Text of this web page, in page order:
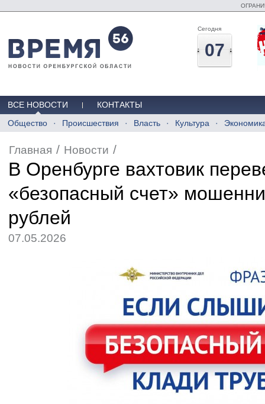
Сегодня
07
ВСЕ НОВОСТИ
КОНТАКТЫ
Общество
Происшествия Власть Культура
Главная / Новости /
В Оренбурге вахтовик
«безопасный счет»
рублей
07.05.2026